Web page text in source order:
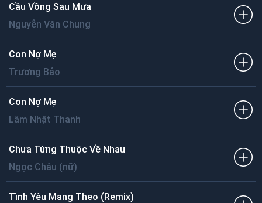
Cầu Vồng Sau Mưa
Nguyễn Văn Chung
Con Nợ Mẹ
Trương Bảo
Con Nợ Mẹ
Lâm Nhật Thanh
Chưa Từng Thuộc Về Nhau
Ngọc Châu (nữ)
Tình Yêu Mang Theo (Remix)